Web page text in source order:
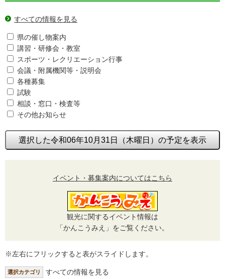
すべての情報を見る
県の催し物案内
講習・研修会・教室
スポーツ・レクリエーション行事
会議・附属機関等・説明会
各種募集
試験
相談・窓口・検査等
その他お知らせ
選択した令和06年10月31日（木曜日）の予定を表示
イベント・募集案内についてはこちら
観光に関するイベント情報は
「かんこうみえ」をご覧ください。
※左右にフリックすると表がスライドします。
選択カテゴリ すべての情報を見る